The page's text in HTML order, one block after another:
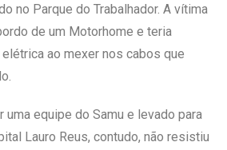
no Parque do Trabalhador. A vítima
de um Motorhome e teria
ao mexer nos cabos que
equipe do Samu e levado para
Lauro Reus, contudo, não resistiu